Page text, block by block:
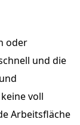
oder
und die
voll
Arbeitsfläche